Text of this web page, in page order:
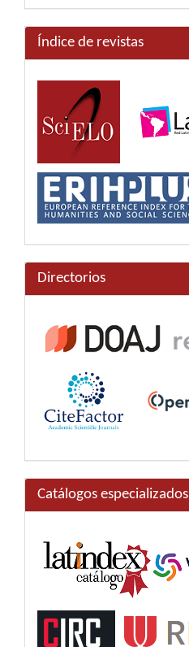
Índice de revistas
Directorios
Catálogos especializados